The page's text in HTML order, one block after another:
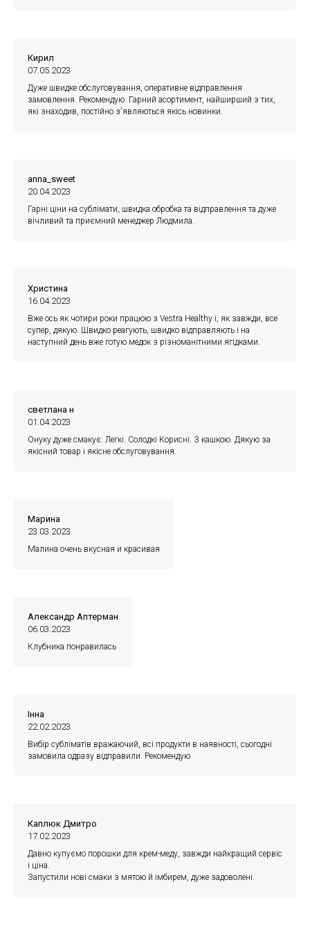
Кирил
07.05.2023
Дуже швидке обслуговування, оперативне відправлення
замовлення. Рекомендую. Гарний асортимент, найширший з тих,
які знаходив, постійно з'являються якісь новинки.
anna_sweet
20.04.2023
Гарні ціни на сублімати, швидка обробка та відправлення та дуже
вічливий та приємний менеджер Людмила.
Христина
16.04.2023
Вже ось як чотири роки працюю з Vestra Healthy і, як завжди, все
супер, дякую. Швидко реагують, швидко відправляють і на
наступний день вже готую медок з різноманітними ягідками.
светлана н
01.04.2023
Онуку дуже смакує. Легкі. Солодкі Корисні. З кашкою. Дякую за
якісний товар і якісне обслуговування.
Марина
23.03.2023
Малина очень вкусная и красивая
Александр Аптерман
06.03.2023
Клубника понравилась
Інна
22.02.2023
Вибір субліматів вражаючий, всі продукти в наявності, сьогодні
замовила одразу відправили. Рекомендую
Каплюк Дмитро
17.02.2023
Давно купуємо порошки для крем-меду, завжди найкращий сервіс
і ціна.
Запустили нові смаки з мятою й імбирем, дуже задоволені.